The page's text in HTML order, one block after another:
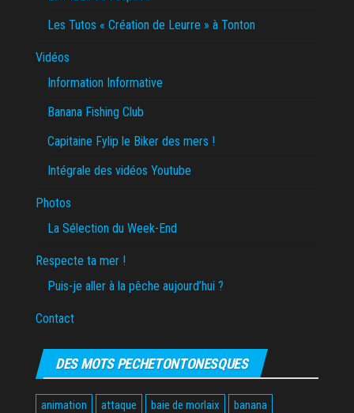
Les Tutos « Création de Leurre » à Tonton
Vidéos
Information Informative
Banana Fishing Club
Capitaine Fylip le Biker des mers !
Intégrale des vidéos Youtube
Photos
La Sélection du Week-End
Respecte ta mer !
Puis-je aller à la pêche aujourd’hui ?
Contact
DES MOTS PECHETONTONESQUES
animation attaque baie de morlaix
banana